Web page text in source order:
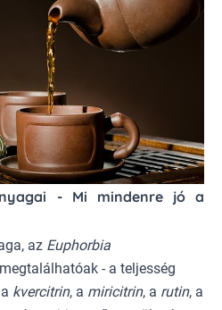
- Mi mindenre jó a
az Euphorbia
- a teljesség
kvercitrin, a miricitrin, a rutin, a